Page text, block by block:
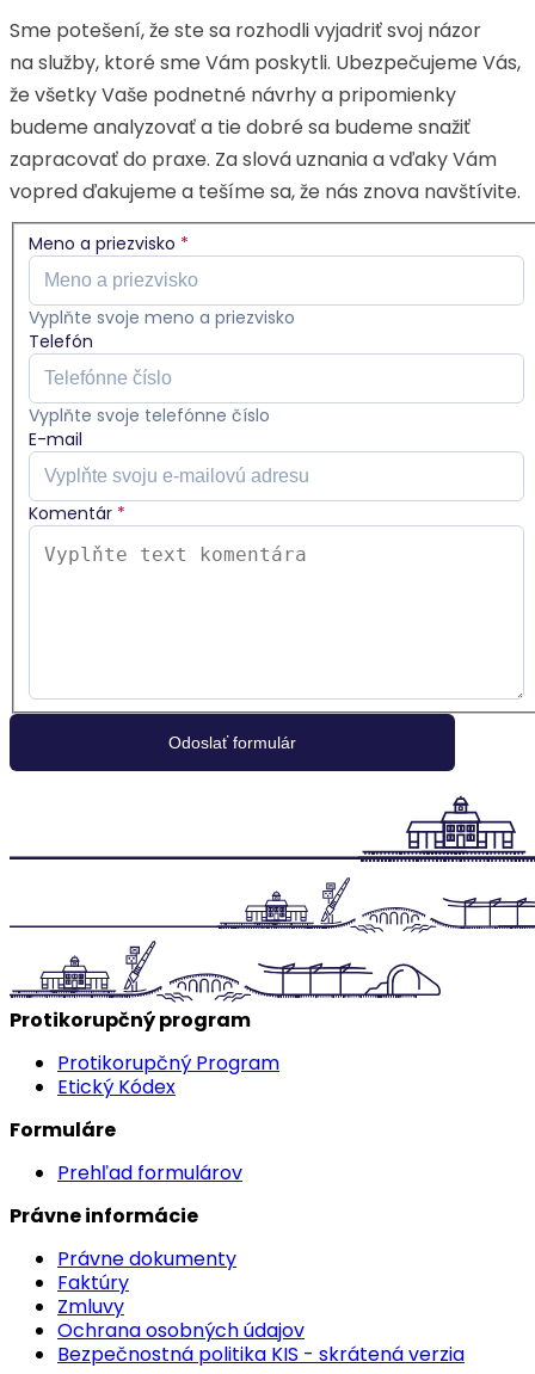
Sme potešení, že ste sa rozhodli vyjadriť svoj názor
na služby, ktoré sme Vám poskytli. Ubezpečujeme Vás,
že všetky Vaše podnetné návrhy a pripomienky
budeme analyzovať a tie dobré sa budeme snažiť
zapracovať do praxe. Za slová uznania a vďaky Vám
vopred ďakujeme a tešíme sa, že nás znova navštívite.
Meno a priezvisko *
Vyplňte svoje meno a priezvisko
Telefón
Vyplňte svoje telefónne číslo
E-mail
Komentár *
Protikorupčný program
Protikorupčný Program
Etický Kódex
Formuláre
Prehľad formulárov
Právne informácie
Právne dokumenty
Faktúry
Zmluvy
Ochrana osobných údajov
Bezpečnostná politika KIS - skrátená verzia